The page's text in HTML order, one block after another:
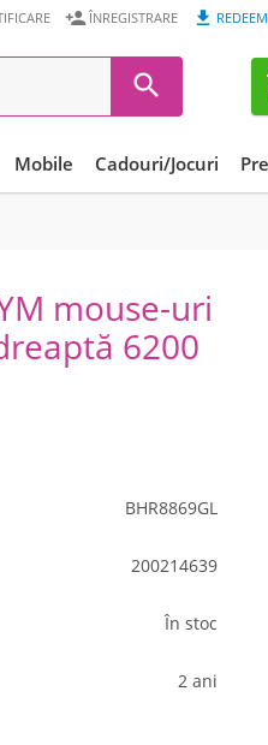

ÎNREGISTRARE

Mobile Cadouri/Jocuri
mouse-uri
6200
BHR8869GL
200214639
În stoc
2 ani